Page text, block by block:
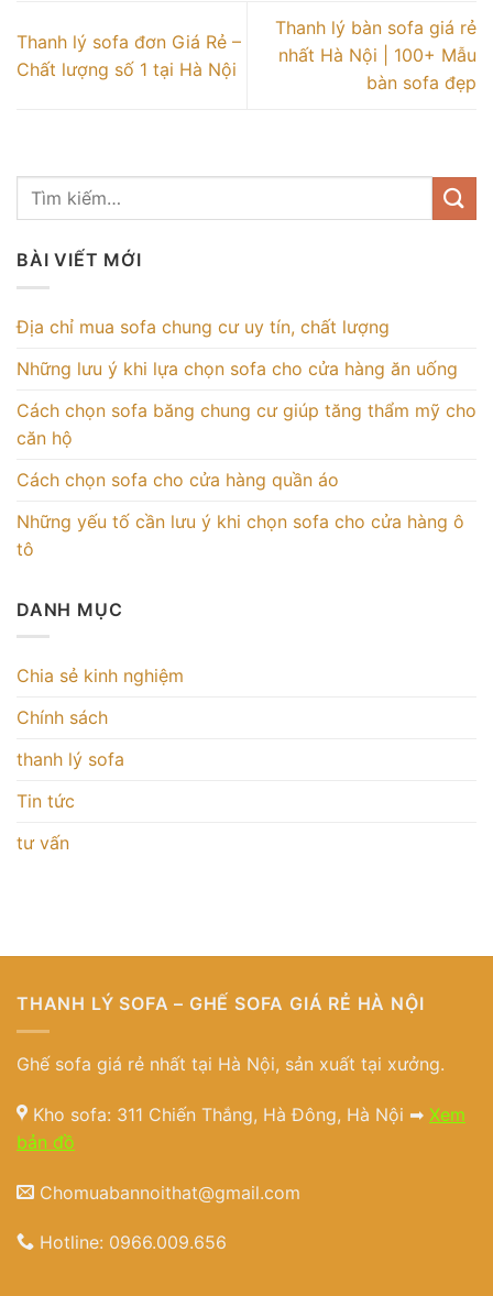
Thanh lý sofa đơn Giá Rẻ –
Chất lượng số 1 tại Hà Nội
Thanh lý bàn sofa giá rẻ
nhất Hà Nội | 100+ Mẫu
bàn sofa đẹp
BÀI VIẾT MỚI
Địa chỉ mua sofa chung cư uy tín, chất lượng
Những lưu ý khi lựa chọn sofa cho cửa hàng ăn uống
Cách chọn sofa băng chung cư giúp tăng thẩm mỹ cho
căn hộ
Cách chọn sofa cho cửa hàng quần áo
Những yếu tố cần lưu ý khi chọn sofa cho cửa hàng ô
tô
DANH MỤC
Chia sẻ kinh nghiệm
Chính sách
thanh lý sofa
Tin tức
tư vấn
THANH LÝ SOFA – GHẾ SOFA GIÁ RẺ HÀ NỘI
Ghế sofa giá rẻ nhất tại Hà Nội, sản xuất tại xưởng.
Kho sofa: 311 Chiến Thắng, Hà Đông, Hà Nội ➡ Xem
bản đồ
Chomuabannoithat@gmail.com
Hotline: 0966.009.656